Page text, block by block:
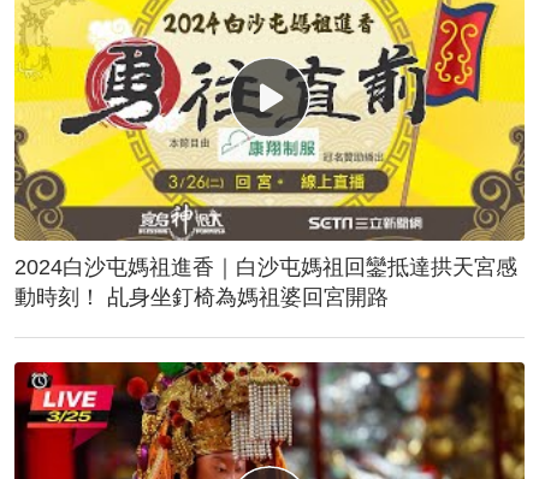
2024白沙屯媽祖進香｜白沙屯媽祖回鑾抵達拱天宮感
動時刻！ 乩身坐釘椅為媽祖婆回宮開路